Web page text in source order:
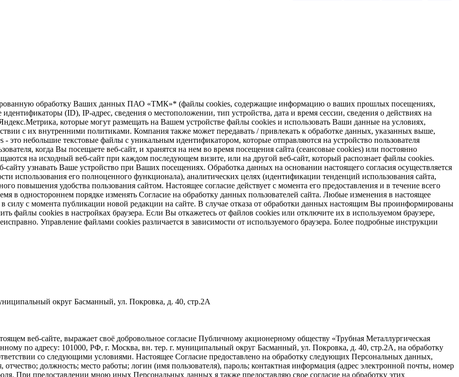
обработку Ваших данных ПАО «ТМК»* (файлы cookies, содержащие информацию о ваших прошлых посещениях,
(ID), IP-адрес, сведения о местоположении, тип устройства, дата и время сессии, сведения о действиях на
которые могут размещать на Вашем устройстве файлы cookies и использовать Ваши данные на условиях,
с их внутренними политиками. Компания также может передавать / привлекать к обработке данных, указанных выше,
небольшие текстовые файлы с уникальным идентификатором, которые отправляются на устройство пользователя
когда Вы посещаете веб-сайт, и хранятся на нем во время посещения сайта (сеансовые cookies) или постоянно
на исходный веб-сайт при каждом последующем визите, или на другой веб-сайт, который распознает файлы cookies.
узнавать Ваше устройство при Ваших посещениях. Обработка данных на основании настоящего согласия осуществляется
использования его полноценного функционала), аналитических целях (идентификации тенденций использования сайта,
повышения удобства пользования сайтом. Настоящее согласие действует с момента его предоставления и в течение всего
одностороннем порядке изменять Согласие на обработку данных пользователей сайта. Любые изменения в настоящее
в силу с момента публикации новой редакции на сайте. В случае отказа от обработки данных настоящим Вы проинформированы
файлы cookies в настройках браузера. Если Вы откажетесь от файлов cookies или отключите их в используемом браузере,
Управление файлами cookies различается в зависимости от используемого браузера. Более подробные инструкции
округ Басманный, ул. Покровка, д. 40, стр.2А
веб-сайте, выражает своё добровольное согласие Публичному акционерному обществу «Трубная Металлургическая
по адресу: 101000, РФ, г. Москва, вн. тер. г. муниципальный округ Басманный, ул. Покровка, д. 40, стр.2А, на обработку
со следующими условиями. Настоящее Согласие предоставлено на обработку следующих Персональных данных,
должность; место работы; логин (имя пользователя), пароль; контактная информация (адрес электронной почты, номер
При предоставлении мною иных Персональных данных я также предоставляю свое согласие на обработку этих